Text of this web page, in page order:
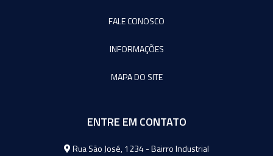
FALE CONOSCO
INFORMAÇÕES
MAPA DO SITE
ENTRE EM CONTATO
Agromeq
Rua São José, 1234 - Bairro Industrial